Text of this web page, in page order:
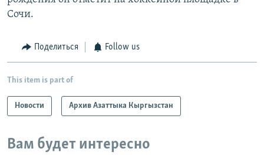
Сочи.
Поделиться Follow us
This item is part of
Новости Архив Азаттыка Кыргызстан
Вам будет интересно